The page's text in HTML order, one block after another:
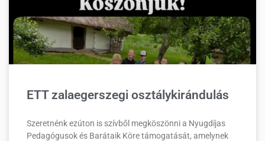
ETT zalaegerszegi osztálykirándulás
Szeretnénk ezúton is szívből megköszönni a Nyugdíjas
Pedagógusok és Barátaik Köre támogatását, amelynek